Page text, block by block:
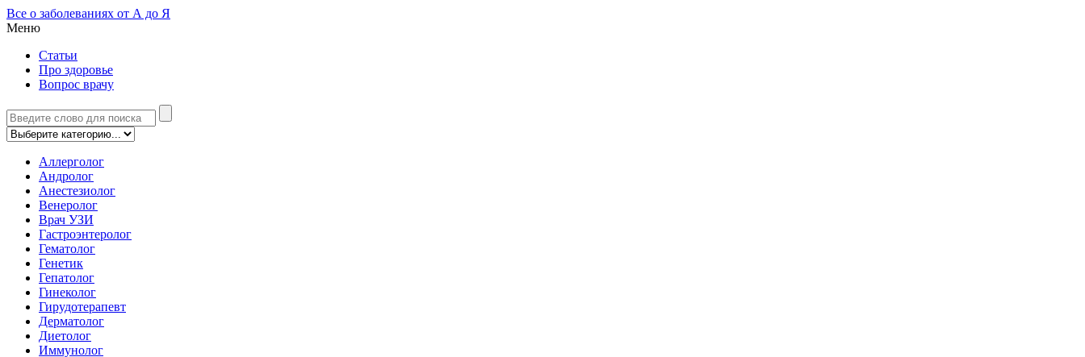
Все о заболеваниях от А до Я
Меню
Статьи
Про здоровье
Вопрос врачу
Аллерголог
Андролог
Анестезиолог
Венеролог
Врач УЗИ
Гастроэнтеролог
Гематолог
Генетик
Гепатолог
Гинеколог
Гирудотерапевт
Дерматолог
Диетолог
Иммунолог